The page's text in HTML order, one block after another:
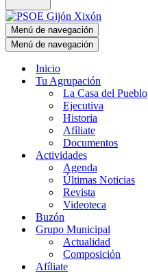
Menú de navegación
Menú de navegación
Inicio
Tu Agrupación
La Casa del Pueblo
Ejecutiva
Historia
Afíliate
Documentos
Actividades
Agenda
Últimas Noticias
Revista
Videoteca
Buzón
Grupo Municipal
Actualidad
Composición
Afíliate